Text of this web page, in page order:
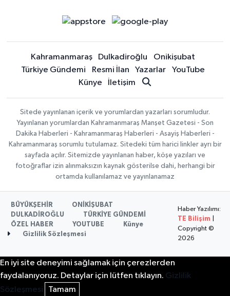
Kahramanmaraş Dulkadiroğlu
Onikişubat
Türkiye Gündemi
Resmi İlan Yazarlar
YouTube
Künye
İletişim
Sitede yayınlanan içerik ve yorumlardan yazarları sorumludur.
Yayınlanan yorumlardan Kahramanmaraş Manşet Gazetesi - Son
Dakika Haberleri - Kahramanmaraş Haberleri - Asayiş Haberleri -
Kahramanmaraş sorumlu tutulamaz. Sitedeki tüm harici linkler ayrı bir
sayfada açılır. Sitemizde yayınlanan haber, köşe yazıları ve
fotoğraflar izin alınmaksızın kaynak gösterilse dahi, herhangi bir
ortamda kullanılamaz ve yayınlanamaz
BÜYÜKŞEHİR
ONİKİŞUBAT
DULKADİROĞLU
TÜRKİYE GÜNDEMİ
ÖZEL HABER
YOUTUBE
Künye
Gizlilik Sözleşmesi
Haber Yazılımı:
TE Bilişim
Copyright ©
2026
En iyi site deneyimi sağlamak için çerezlerden
faydalanıyoruz. Detaylar için lütfen tıklayın. Gizlilik
Sözleşmesi
Tamam